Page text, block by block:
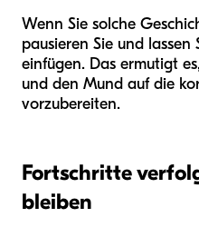
Wenn Sie solche
pausieren Sie und
einfügen. Das ermutigt
und den Mund auf die
vorzubereiten.
Fortschritte
bleiben